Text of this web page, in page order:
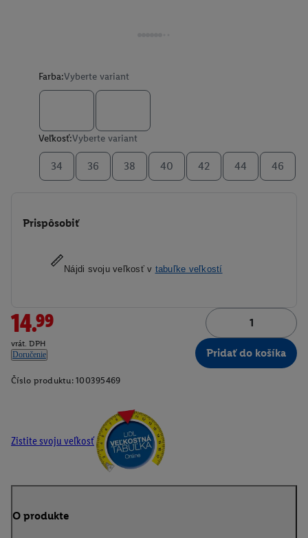
Farba:Vyberte variant
Veľkosť:Vyberte variant
34 36 38 40 42 44 46
Prispôsobiť
Nájdi svoju veľkosť v tabuľke veľkostí
14.99
vrát. DPH
Doručenie
Pridať do košíka
Číslo produktu: 100395469
Zistite svoju veľkosť
O produkte